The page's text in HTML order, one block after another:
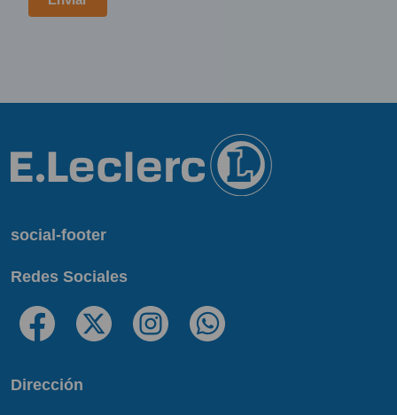
social-footer
Redes Sociales
Dirección